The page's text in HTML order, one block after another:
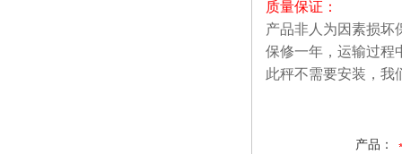
质量保证：
产品非人为因素损坏
保修一年，运输过程
此秤不需要安装，我
产品：